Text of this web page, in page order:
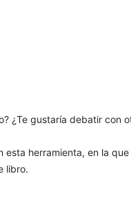
¿Te gustaría debatir con
esta herramienta, en la
libro.